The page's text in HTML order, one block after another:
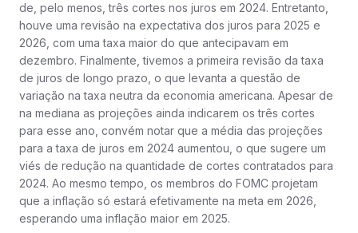
de, pelo menos, três cortes nos juros em 2024. Entretanto,
houve uma revisão na expectativa dos juros para 2025 e
2026, com uma taxa maior do que antecipavam em
dezembro. Finalmente, tivemos a primeira revisão da taxa
de juros de longo prazo, o que levanta a questão de
variação na taxa neutra da economia americana. Apesar de
na mediana as projeções ainda indicarem os três cortes
para esse ano, convém notar que a média das projeções
para a taxa de juros em 2024 aumentou, o que sugere um
viés de redução na quantidade de cortes contratados para
2024. Ao mesmo tempo, os membros do FOMC projetam
que a inflação só estará efetivamente na meta em 2026,
esperando uma inflação maior em 2025.